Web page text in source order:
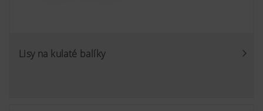
Lisy na kulaté balíky